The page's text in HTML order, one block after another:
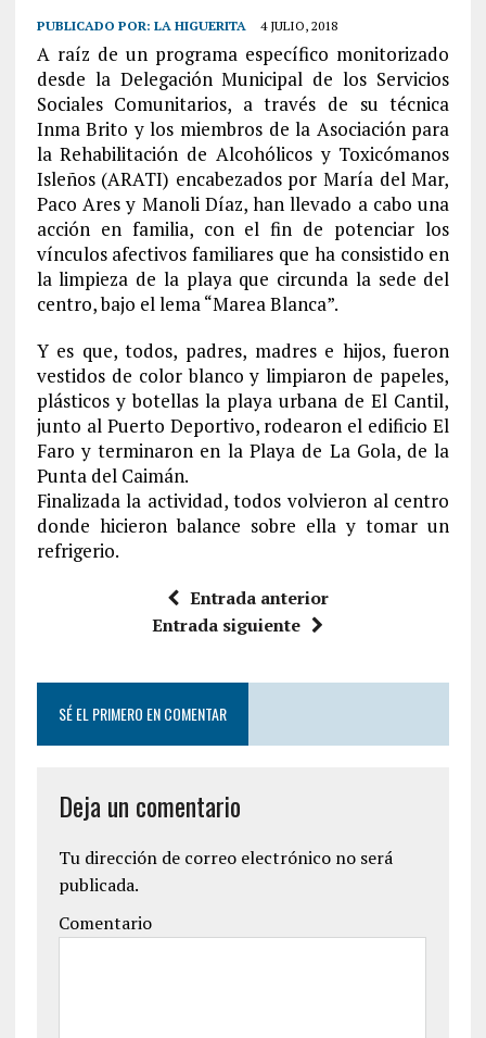
PUBLICADO POR: LA HIGUERITA 4 JULIO, 2018
A raíz de un programa específico monitorizado
desde la Delegación Municipal de los Servicios
Sociales Comunitarios, a través de su técnica
Inma Brito y los miembros de la Asociación para
la Rehabilitación de Alcohólicos y Toxicómanos
Isleños (ARATI) encabezados por María del Mar,
Paco Ares y Manoli Díaz, han llevado a cabo una
acción en familia, con el fin de potenciar los
vínculos afectivos familiares que ha consistido en
la limpieza de la playa que circunda la sede del
centro, bajo el lema “Marea Blanca”.
Y es que, todos, padres, madres e hijos, fueron
vestidos de color blanco y limpiaron de papeles,
plásticos y botellas la playa urbana de El Cantil,
junto al Puerto Deportivo, rodearon el edificio El
Faro y terminaron en la Playa de La Gola, de la
Punta del Caimán.
Finalizada la actividad, todos volvieron al centro
donde hicieron balance sobre ella y tomar un
refrigerio.
Entrada anterior
Entrada siguiente
SÉ EL PRIMERO EN COMENTAR
Deja un comentario
Tu dirección de correo electrónico no será
publicada.
Comentario